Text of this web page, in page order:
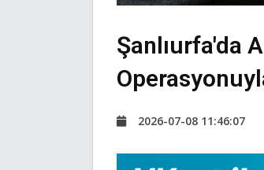
Şanlıurfa'da
2026-07-08 11:46:07